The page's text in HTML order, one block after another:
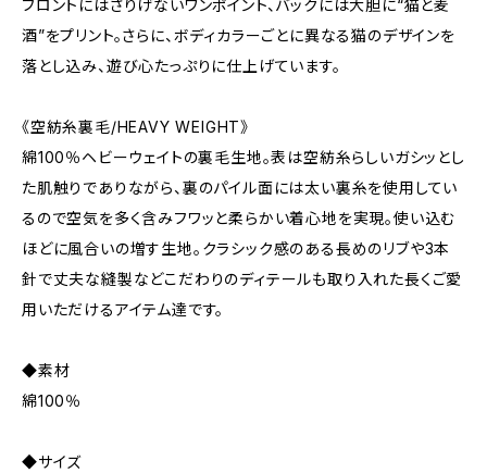
フロントにはさりげないワンポイント、バックには大胆に“猫と麦
酒”をプリント。さらに、ボディカラーごとに異なる猫のデザインを
落とし込み、遊び心たっぷりに仕上げています。
《空紡糸裏毛/HEAVY WEIGHT》
綿100％ヘビーウェイトの裏毛生地。表は空紡糸らしいガシッとし
た肌触りでありながら、裏のパイル面には太い裏糸を使用してい
るので空気を多く含みフワッと柔らかい着心地を実現。使い込む
ほどに風合いの増す生地。クラシック感のある長めのリブや3本
針で丈夫な縫製などこだわりのディテールも取り入れた長くご愛
用いただけるアイテム達です。
◆素材
綿100％
◆サイズ